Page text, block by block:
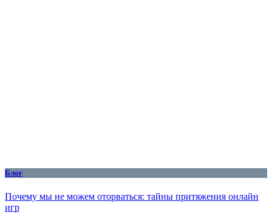
Блог
Почему мы не можем оторваться: тайны притяжения онлайн
игр